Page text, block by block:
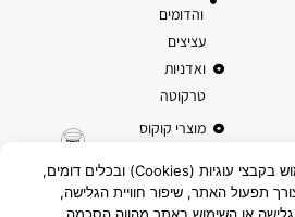
והדומים
עציצים
ואדניות
טרקוטה
מוצרי קוקוס
לידיעתך: באתר זה נעשה שימוש בקבצי עוגיות (Cookies) ובכלים דומים,
תפעול האתר, שיפור חוויית הגלישה,